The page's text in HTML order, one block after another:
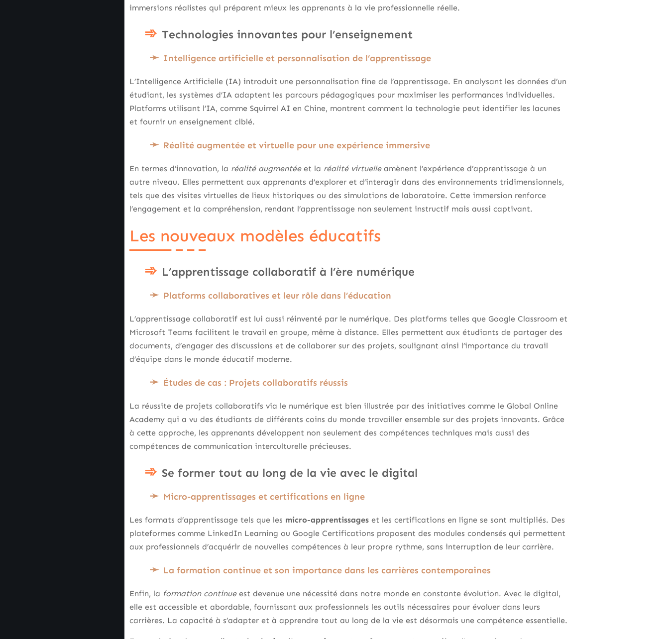
immersions réalistes qui préparent mieux les apprenants à la vie professionnelle réelle.
Technologies innovantes pour l’enseignement
Intelligence artificielle et personnalisation de l’apprentissage
L’Intelligence Artificielle (IA) introduit une personnalisation fine de l’apprentissage. En analysant les données d’un
étudiant, les systèmes d’IA adaptent les parcours pédagogiques pour maximiser les performances individuelles.
Platforms utilisant l’IA, comme Squirrel AI en Chine, montrent comment la technologie peut identifier les lacunes
et fournir un enseignement ciblé.
Réalité augmentée et virtuelle pour une expérience immersive
En termes d’innovation, la réalité augmentéeet la réalité virtuelleamènent l’expérience d’apprentissage à un
autre niveau. Elles permettent aux apprenants d’explorer et d’interagir dans des environnements tridimensionnels,
tels que des visites virtuelles de lieux historiques ou des simulations de laboratoire. Cette immersion renforce
l’engagement et la compréhension, rendant l’apprentissage non seulement instructif mais aussi captivant.
Les nouveaux modèles éducatifs
L’apprentissage collaboratif à l’ère numérique
Platforms collaboratives et leur rôle dans l’éducation
L’apprentissage collaboratif est lui aussi réinventé par le numérique. Des platforms telles que Google Classroom et
Microsoft Teams facilitent le travail en groupe, même à distance. Elles permettent aux étudiants de partager des
documents, d’engager des discussions et de collaborer sur des projets, soulignant ainsi l’importance du travail
d’équipe dans le monde éducatif moderne.
Études de cas : Projets collaboratifs réussis
La réussite de projets collaboratifs via le numérique est bien illustrée par des initiatives comme le Global Online
Academy qui a vu des étudiants de différents coins du monde travailler ensemble sur des projets innovants. Grâce
à cette approche, les apprenants développent non seulement des compétences techniques mais aussi des
compétences de communication interculturelle précieuses.
Se former tout au long de la vie avec le digital
Micro-apprentissages et certifications en ligne
Les formats d’apprentissage tels que les micro-apprentissages et les certifications en ligne se sont multipliés. Des
plateformes comme LinkedIn Learning ou Google Certifications proposent des modules condensés qui permettent
aux professionnels d’acquérir de nouvelles compétences à leur propre rythme, sans interruption de leur carrière.
La formation continue et son importance dans les carrières contemporaines
Enfin, la formation continueest devenue une nécessité dans notre monde en constante évolution. Avec le digital,
elle est accessible et abordable, fournissant aux professionnels les outils nécessaires pour évoluer dans leurs
carrières. La capacité à s’adapter et à apprendre tout au long de la vie est désormais une compétence essentielle.